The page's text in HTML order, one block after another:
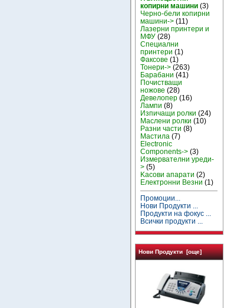
копирни машини (3)
Черно-бели копирни
машини-> (11)
Лазерни принтери и
МФУ (28)
Специални
принтери (1)
Факсове (1)
Тонери-> (263)
Барабани (41)
Почистващи
ножове (28)
Девелопер (16)
Лампи (8)
Изпичащи ролки (24)
Маслени ролки (10)
Разни части (8)
Мастила (7)
Electronic
Components-> (3)
Измервателни уреди-
> (5)
Kасови апарати (2)
Електронни Везни (1)
Промоции...
Нови Продукти ...
Продукти на фокус ...
Всички продукти ...
Нови Продукти [още]